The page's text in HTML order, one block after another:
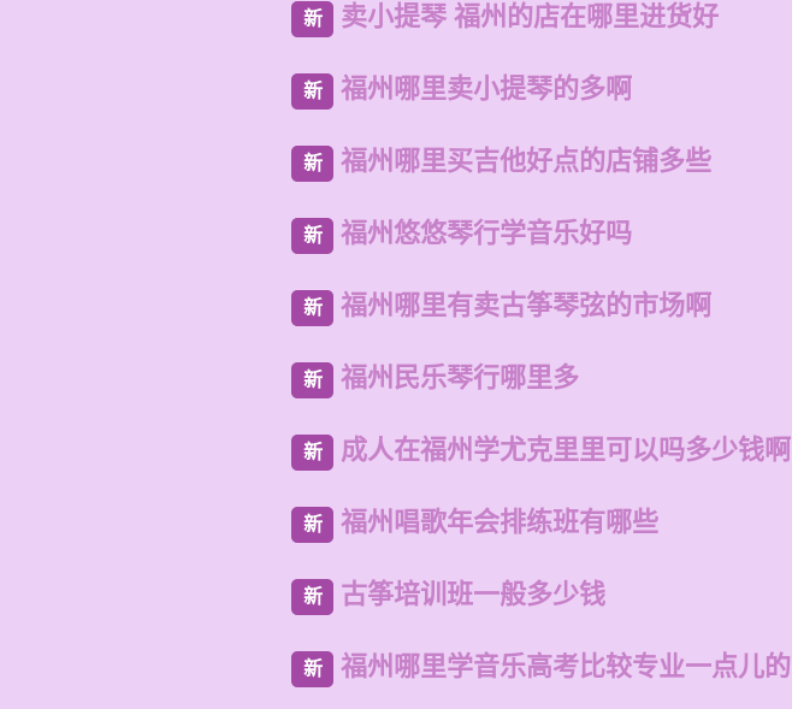
新 卖小提琴 福州的店在哪里进货好
新 福州哪里卖小提琴的多啊
新 福州哪里买吉他好点的店铺多些
新 福州悠悠琴行学音乐好吗
新 福州哪里有卖古筝琴弦的市场啊
新 福州民乐琴行哪里多
新 成人在福州学尤克里里可以吗多少钱啊
新 福州唱歌年会排练班有哪些
新 古筝培训班一般多少钱
新 福州哪里学音乐高考比较专业一点儿的